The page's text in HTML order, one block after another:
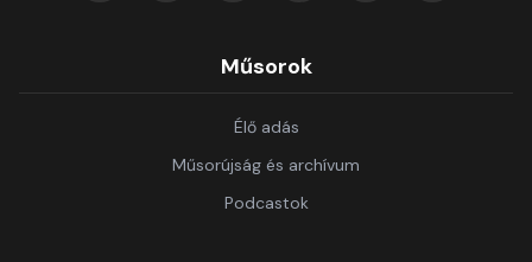
Műsorok
Élő adás
Műsorújság és archívum
Podcastok